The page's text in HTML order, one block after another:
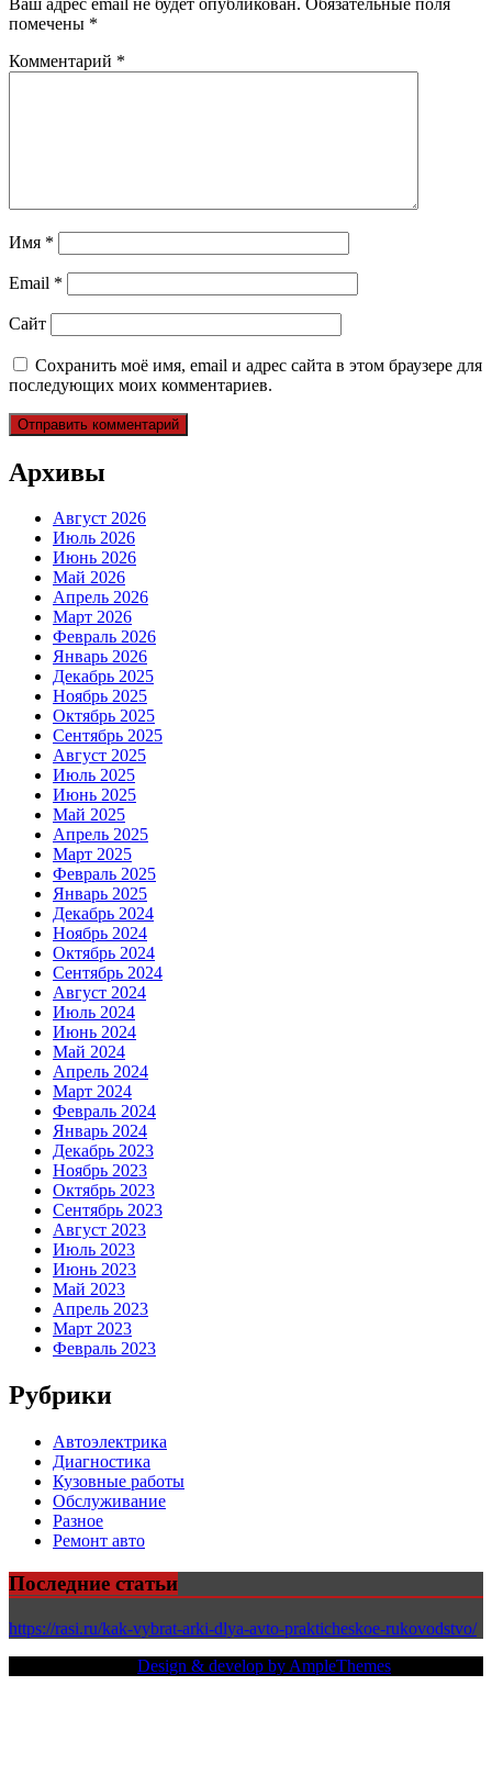
помечены *
Комментарий *
Имя *
Email *
Сайт
Сохранить моё имя, email и адрес сайта в этом браузере для
последующих моих комментариев.
Архивы
Август 2026
Июль 2026
Июнь 2026
Май 2026
Апрель 2026
Март 2026
Февраль 2026
Январь 2026
Декабрь 2025
Ноябрь 2025
Октябрь 2025
Сентябрь 2025
Август 2025
Июль 2025
Июнь 2025
Май 2025
Апрель 2025
Март 2025
Февраль 2025
Январь 2025
Декабрь 2024
Ноябрь 2024
Октябрь 2024
Сентябрь 2024
Август 2024
Июль 2024
Июнь 2024
Май 2024
Апрель 2024
Март 2024
Февраль 2024
Январь 2024
Декабрь 2023
Ноябрь 2023
Октябрь 2023
Сентябрь 2023
Август 2023
Июль 2023
Июнь 2023
Май 2023
Апрель 2023
Март 2023
Февраль 2023
Рубрики
Автоэлектрика
Диагностика
Кузовные работы
Обслуживание
Разное
Ремонт авто
Последние статьи
https://rasi.ru/kak-vybrat-arki-dlya-avto-prakticheskoe-rukovodstvo/
Design & develop by AmpleThemes